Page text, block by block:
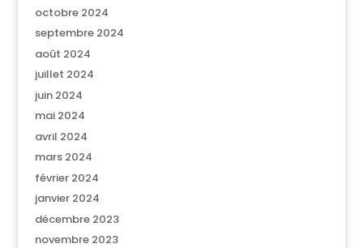
octobre 2024
septembre 2024
août 2024
juillet 2024
juin 2024
mai 2024
avril 2024
mars 2024
février 2024
janvier 2024
décembre 2023
novembre 2023